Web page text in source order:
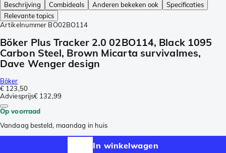
Beschrijving
Combideals Anderen bekeken ook
Specificaties
Relevante topics
Artikelnummer BO02BO114
Böker Plus Tracker 2.0 02BO114, Black 1095
Carbon Steel, Brown Micarta survivalmes,
Dave Wenger design
Böker
€ 123,50
Adviesprijs€ 132,99
Op voorraad
Vandaag besteld, maandag in huis
In winkelwagen